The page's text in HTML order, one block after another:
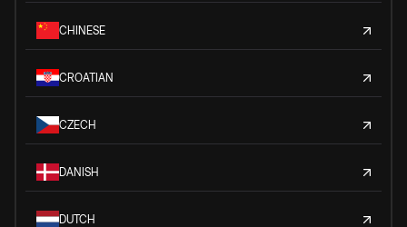
CHINESE
CROATIAN
CZECH
DANISH
DUTCH